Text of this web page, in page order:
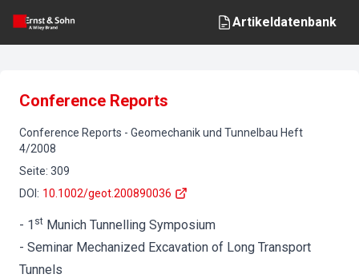
Artikeldatenbank
Conference Reports
Conference Reports - Geomechanik und Tunnelbau Heft
4/2008
Seite: 309
DOI : 10.1002/geot.200890036
- 1 st Munich Tunnelling Symposium
- Seminar Mechanized Excavation of Long Transport
Tunnels